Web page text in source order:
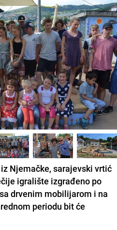
Njemačke, sarajevski vrtić
igralište izgrađeno po
drvenim mobilijarom i na
periodu bit će